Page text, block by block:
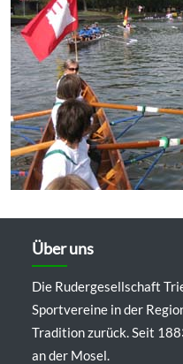
Über uns
Die Rudergesellschaft
Sportvereine in der
Tradition zurück. Seit
an der Mosel.